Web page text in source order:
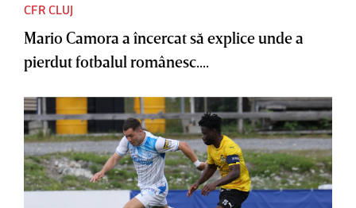
CFR CLUJ
Mario Camora a încercat să explice unde a
pierdut fotbalul românesc....